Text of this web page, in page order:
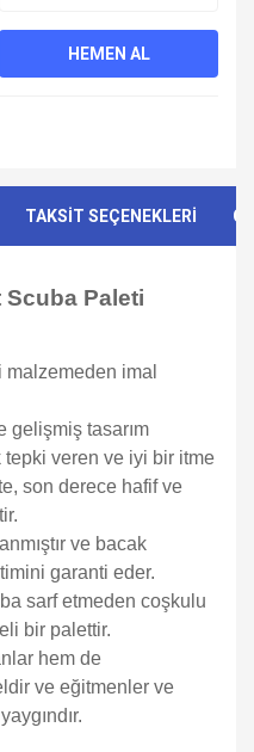
HEMEN AL
TAKSİT SEÇENEKLERİ
Paleti
imal
gelişmiş tasarım
tepki veren ve iyi bir itme
son derece hafif ve
ve bacak
garanti eder.
sarf etmeden coşkulu
bir palettir.
hem de
ve eğitmenler ve